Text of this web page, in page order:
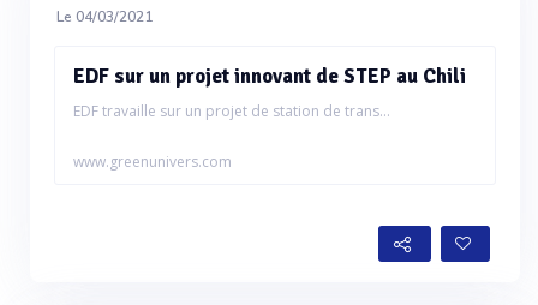
Le 04/03/2021
EDF sur un projet innovant de STEP au Chili
EDF travaille sur un projet de station de trans...
www.greenunivers.com